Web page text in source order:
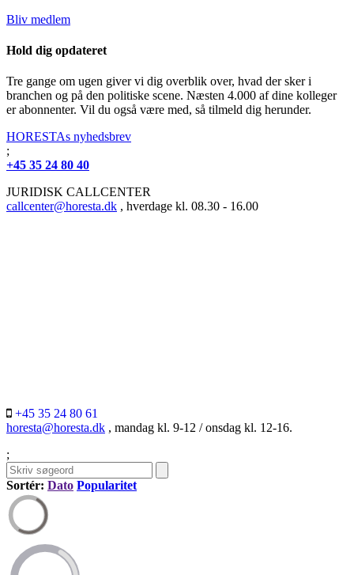
Bliv medlem
Hold dig opdateret
Tre gange om ugen giver vi dig overblik over, hvad der sker i
branchen og på den politiske scene. Næsten 4.000 af dine kolleger
er abonnenter. Vil du også være med, så tilmeld dig herunder.
HORESTAs nyhedsbrev
;
+45 35 24 80 40
JURIDISK CALLCENTER
callcenter@horesta.dk , hverdage kl. 08.30 - 16.00
+45 35 24 80 61
horesta@horesta.dk , mandag kl. 9-12 / onsdag kl. 12-16.
;
Sortér: Dato Popularitet